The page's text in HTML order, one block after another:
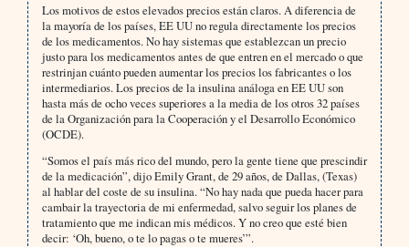
Los motivos de estos elevados precios están claros. A diferencia de
la mayoría de los países, EE UU no regula directamente los precios
de los medicamentos. No hay sistemas que establezcan un precio
justo para los medicamentos antes de que entren en el mercado o que
restrinjan cuánto pueden aumentar los precios los fabricantes o los
intermediarios. Los precios de la insulina análoga en EE UU son
hasta más de ocho veces superiores a la media de los otros 32 países
de la Organización para la Cooperación y el Desarrollo Económico
(OCDE).
“Somos el país más rico del mundo, pero la gente tiene que prescindir
de la medicación”, dijo Emily Grant, de 29 años, de Dallas, (Texas)
al hablar del coste de su insulina. “No hay nada que pueda hacer para
cambair la trayectoria de mi enfermedad, salvo seguir los planes de
tratamiento que me indican mis médicos. Y no creo que esté bien
decir: ‘Oh, bueno, o te lo pagas o te mueres’”.